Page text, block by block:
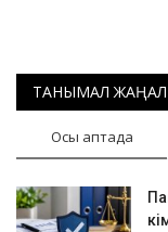
ТАНЫМАЛ
Осы аптада